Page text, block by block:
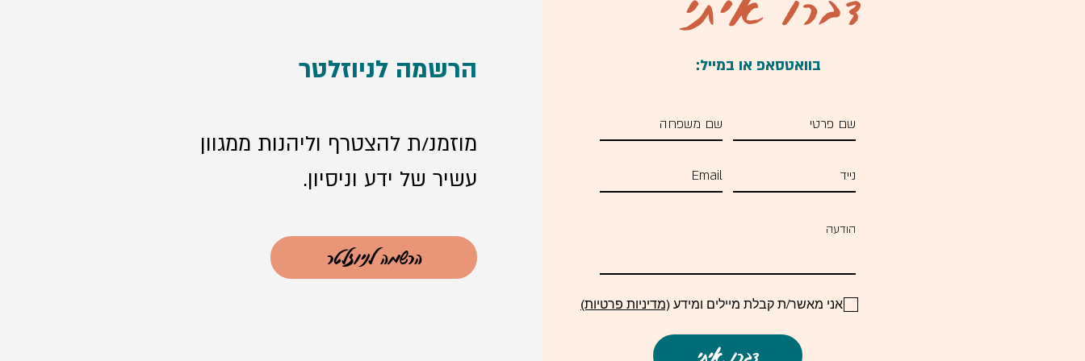
הרשמה לניוזלטר
מוזמנ/ת להצטרף וליהנות ממגוון
עשיר של ידע וניסיון.
הרשמה לניוזלטר
בוואטסאפ או במייל:
אני מאשר/ת קבלת מיילים ומידע (מדיניות פרטיות)